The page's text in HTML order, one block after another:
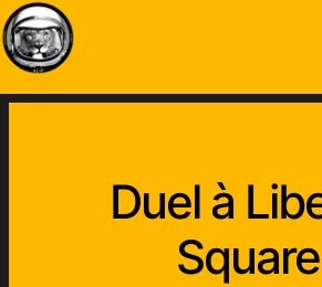
Duel à
Square